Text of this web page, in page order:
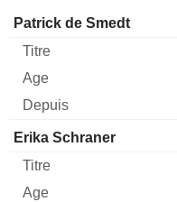
Administrateur Titre
Patrick de Smedt
Erika Schraner